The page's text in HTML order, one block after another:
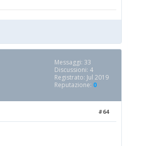
Messaggi: 33
Discussioni: 4
Registrato: Jul 2019
Reputazione: 0
#64